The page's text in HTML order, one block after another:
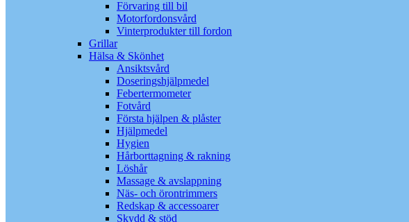
Förvaring till bil
Motorfordonsvård
Vinterprodukter till fordon
Grillar
Hälsa & Skönhet
Ansiktsvård
Doseringshjälpmedel
Febertermometer
Fotvård
Första hjälpen & plåster
Hjälpmedel
Hygien
Hårborttagning & rakning
Löshår
Massage & avslappning
Näs- och örontrimmers
Redskap & accessoarer
Skydd & stöd